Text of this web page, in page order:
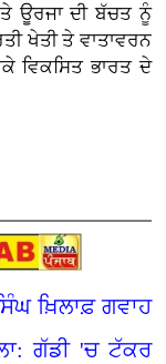
ਊਰਜਾ ਦੀ ਬੱਚਤ ਨੂੰ
ਖੇਤੀ ਤੇ ਵਾਤਾਵਰਨ
ਵਿਕਸਿਤ ਭਾਰਤ ਦੇ
ਖ਼ਿਲਾਫ਼ ਗਵਾਹ
ਗੱਡੀ 'ਚ ਟੱਕਰ